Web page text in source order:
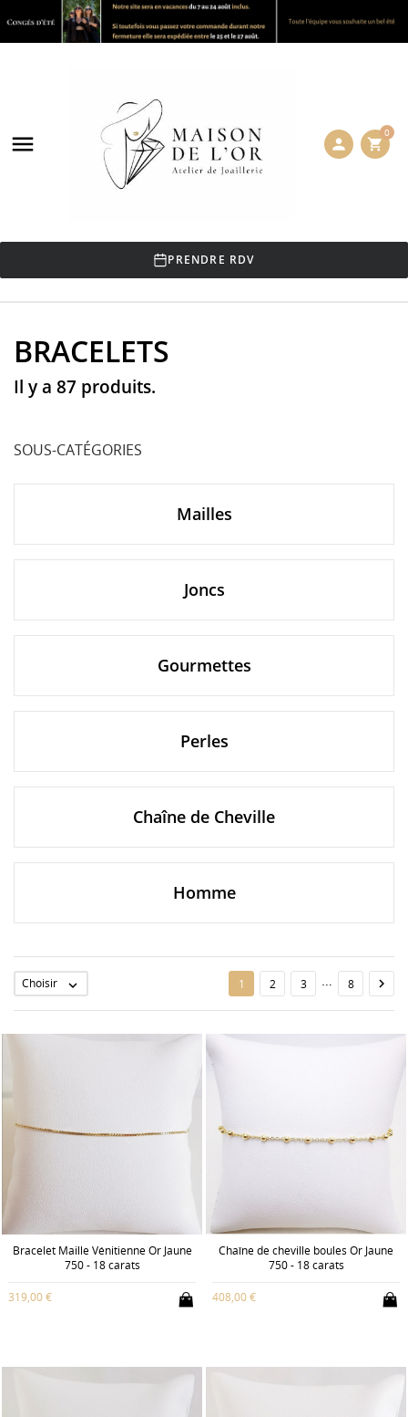
 person shopping_cart
0
PRENDRE RDV
BRACELETS
Il y a 87 produits.
SOUS-CATÉGORIES
Mailles
Joncs
Gourmettes
Perles
Chaîne de Cheville
Homme
Choisir  1 2 3 8 
Bracelet Maille Vénitienne Or Jaune
750 - 18 carats
319,00 €
Chaîne de cheville boules Or Jaune
750 - 18 carats
408,00 €